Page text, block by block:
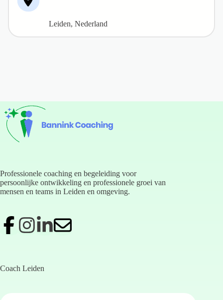
Leiden, Nederland
Professionele coaching en begeleiding voor
persoonlijke ontwikkeling en professionele groei van
mensen en teams in Leiden en omgeving.
Coach Leiden